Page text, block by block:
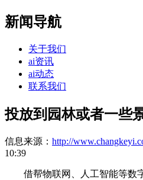
新闻导航
关于我们
ai资讯
ai动态
联系我们
投放到园林或者一些
信息来源： http://
10:39
借帮物联网、人工智能等数